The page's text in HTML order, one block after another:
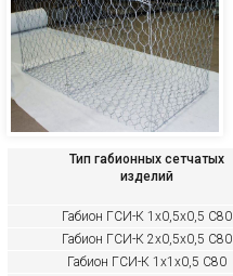
Тип габионных сетчатых
изделий
Габион ГСИ-К 1х0,5х0,5 С80
Габион ГСИ-К 2х0,5х0,5 С80
Габион ГСИ-К 1х1х0,5 С80